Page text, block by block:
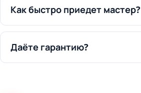
Как быстро приедет мастер?
Даёте гарантию?